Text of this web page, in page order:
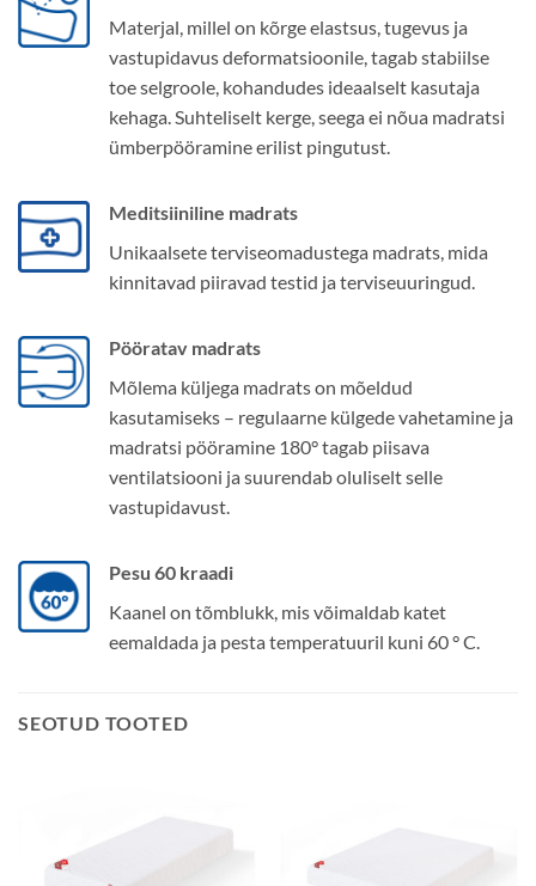
Materjal, millel on kõrge elastsus, tugevus ja
vastupidavus deformatsioonile, tagab stabiilse
toe selgroole, kohandudes ideaalselt kasutaja
kehaga. Suhteliselt kerge, seega ei nõua madratsi
ümberpööramine erilist pingutust.
Meditsiiniline madrats
Unikaalsete terviseomadustega madrats, mida
kinnitavad piiravad testid ja terviseuuringud.
Pööratav madrats
Mõlema küljega madrats on mõeldud
kasutamiseks – regulaarne külgede vahetamine ja
madratsi pööramine 180° tagab piisava
ventilatsiooni ja suurendab oluliselt selle
vastupidavust.
Pesu 60 kraadi
Kaanel on tõmblukk, mis võimaldab katet
eemaldada ja pesta temperatuuril kuni 60 ° C.
SEOTUD TOOTED